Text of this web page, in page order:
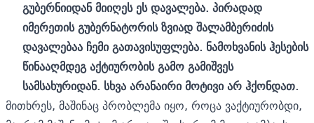
გუბერნიიდან მიიღეს ეს დავალება. პირადად
იმერეთის გუბერნატორის ზვიად შალამბერიძის
დავალებაა ჩემი გათავისუფლება. ნამოხვანის ჰესების
წინააღმდეგ აქტიურობის გამო გამიშვეს
სამსახურიდან. სხვა არანაირი მოტივი არ ჰქონდათ.
მითხრეს, მაშინაც პრობლემა იყო, როცა ვაქტიურობდი,